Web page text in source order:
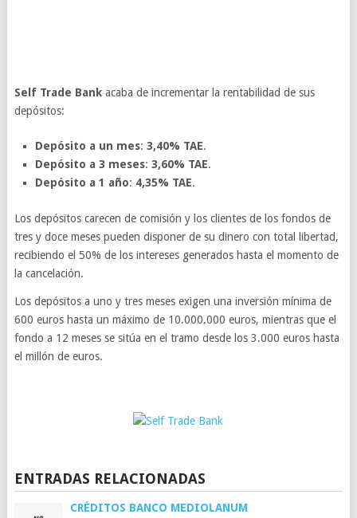
Self Trade Bankacaba de incrementar la rentabilidad de sus
depósitos:
Depósito a un mes:3,40% TAE.
Depósito a 3 meses:3,60% TAE.
Depósito a 1 año: 4,35% TAE.
Los depósitos carecen de comisión y los clientes de los fondos de
tres y doce meses pueden disponer de su dinero con total libertad,
recibiendo el 50% de los intereses generados hasta el momento de
la cancelación.
Los depósitos a uno y tres meses exigen una inversión mínima de
600 euros hasta un máximo de 10.000.000 euros, mientras que el
fondo a 12 meses se sitúa en el tramo desde los 3.000 euros hasta
el millón de euros.
ENTRADAS RELACIONADAS
CRÉDITOS BANCO MEDIOLANUM